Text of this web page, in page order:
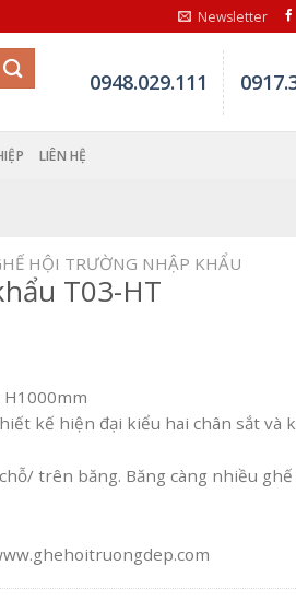
Newsletter
0948.029.111
LIÊN HỆ
HỘI TRƯỜNG NHẬP KHẨU
T03-HT
H1000mm
kế hiện đại kiểu hai chân sắt và
trên băng. Băng càng nhiều ghế